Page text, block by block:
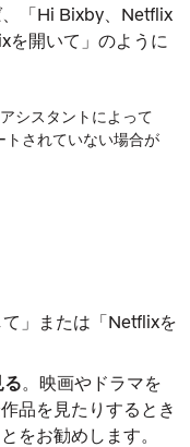
「Hi Bixby、Netflix
を開いて」のように
シスタントによって
されていない場合が
て」または「Netflixを
。映画やドラマを
品を見たりするとき
をお勧めします。